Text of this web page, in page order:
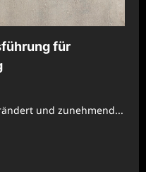
für
und zunehmend...